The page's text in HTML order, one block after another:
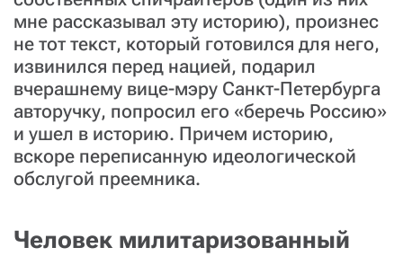
мне рассказывал эту историю), произнес
не тот текст, который готовился для него,
извинился перед нацией, подарил
вчерашнему вице-мэру Санкт-Петербурга
авторучку, попросил его «беречь Россию»
и ушел в историю. Причем историю,
вскоре переписанную идеологической
обслугой преемника.
Человек милитаризованный